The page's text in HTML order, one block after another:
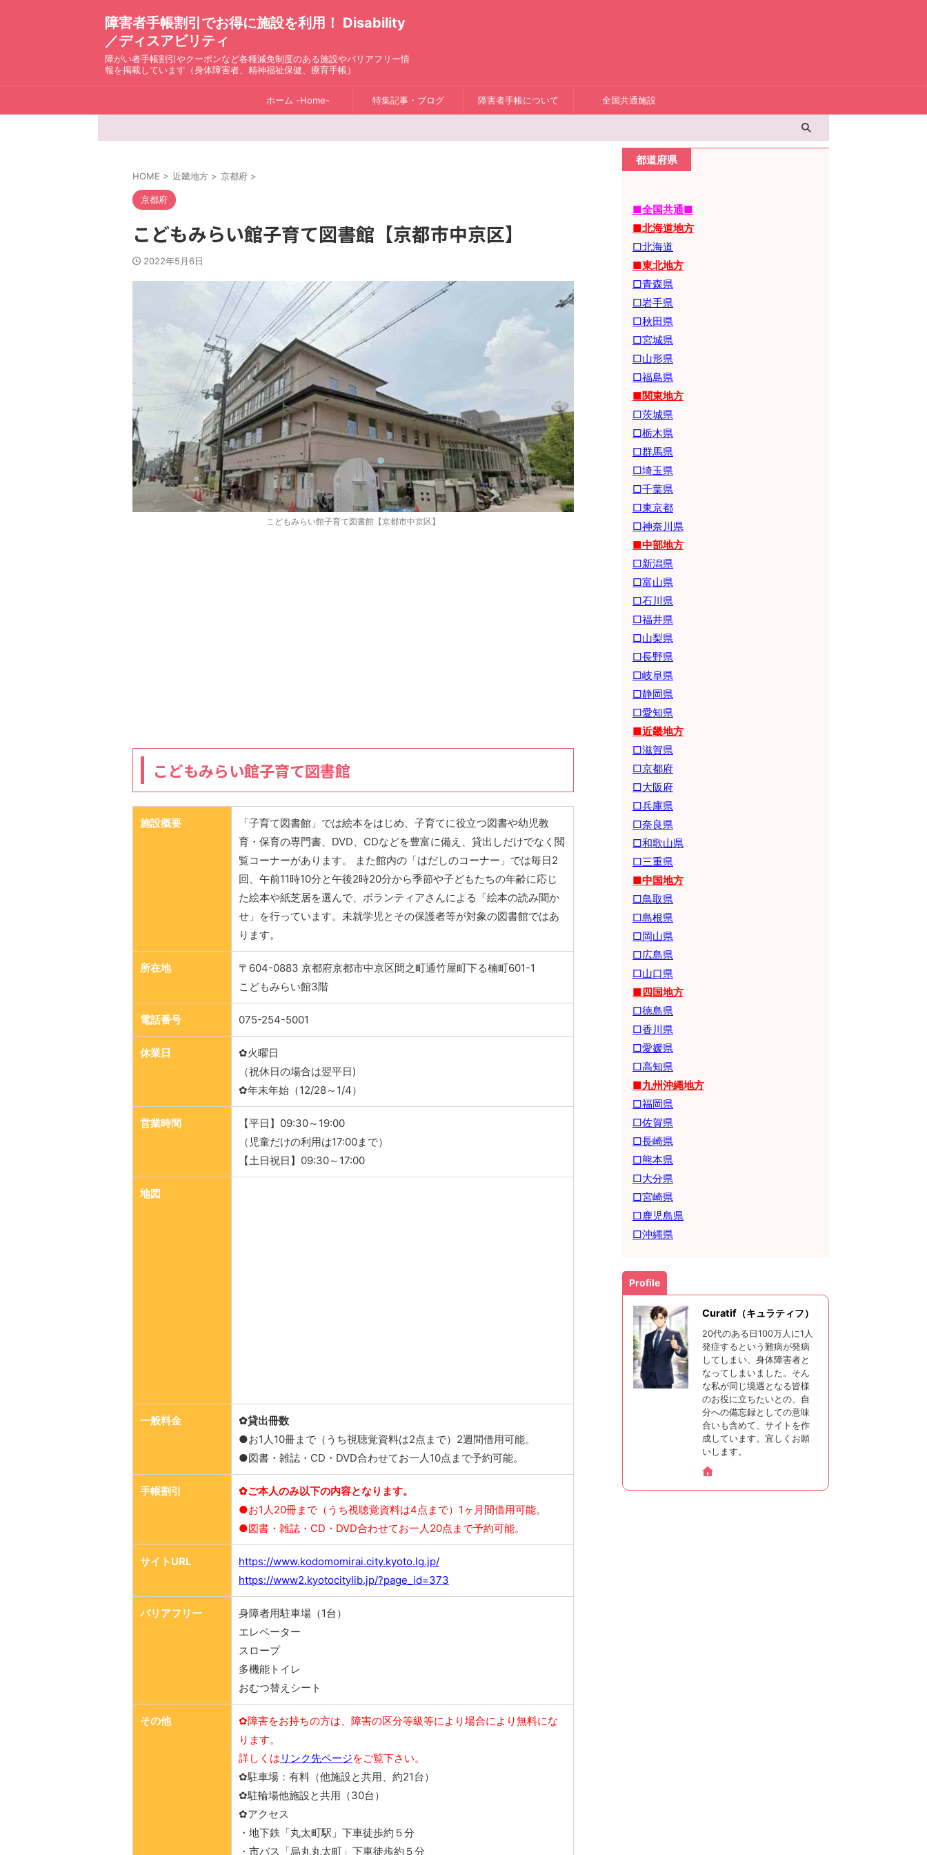
障害者手帳割引でお得に施設を利用！ Disability
／ディスアビリティ
障がい者手帳割引やクーポンなど各種減免制度のある施設やバリアフリー情
報を掲載しています（身体障害者、精神福祉保健、療育手帳）
ホーム -Home- 特集記事・ブログ 障害者手帳について 全国共通施設
HOME > 近畿地方 > 京都府 >
京都府
こどもみらい館子育て図書館【京都市中京区】
2022年5月6日
こどもみらい館子育て図書館【京都市中京区】
こどもみらい館子育て図書館
施設概要
「子育て図書館」では絵本をはじめ、子育てに役立つ図書や幼児教
育・保育の専門書、DVD、CDなどを豊富に備え、貸出しだけでなく閲
覧コーナーがあります。 また館内の「はだしのコーナー」では毎日2
回、午前11時10分と午後2時20分から季節や子どもたちの年齢に応じ
た絵本や紙芝居を選んで、ボランティアさんによる「絵本の読み聞か
せ」を行っています。未就学児とその保護者等が対象の図書館ではあ
ります。
所在地
〒604-0883 京都府京都市中京区間之町通竹屋町下る楠町601-1
こどもみらい館3階
電話番号 075-254-5001
休業日
✿火曜日
（祝休日の場合は翌平日)
✿年末年始（12/28～1/4）
営業時間
【平日】09:30～19:00
（児童だけの利用は17:00まで）
【土日祝日】09:30～17:00
地図
一般料金
✿貸出冊数
●お1人10冊まで（うち視聴覚資料は2点まで）2週間借用可能。
●図書・雑誌・CD・DVD合わせてお一人10点まで予約可能。
手帳割引
✿ご本人のみ以下の内容となります。
●お1人20冊まで（うち視聴覚資料は4点まで）1ヶ月間借用可能。
●図書・雑誌・CD・DVD合わせてお一人20点まで予約可能。
サイトURL
https://www.kodomomirai.city.kyoto.lg.jp/
https://www2.kyotocitylib.jp/?page_id=373
バリアフリー
身障者用駐車場（1台）
エレベーター
スロープ
多機能トイレ
おむつ替えシート
その他
✿障害をお持ちの方は、障害の区分等級等により場合により無料にな
ります。
詳しくは リンク先ページをご覧下さい。
✿駐車場：有料（他施設と共用、約21台）
✿駐輪場他施設と共用（30台）
✿アクセス
・地下鉄「丸太町駅」下車徒歩約５分
・市バス「烏丸丸太町」下車徒歩約５分
都道府県
■全国共通■
■北海道地方
□北海道
■東北地方
□青森県
□岩手県
□秋田県
□宮城県
□山形県
□福島県
■関東地方
□茨城県
□栃木県
□群馬県
□埼玉県
□千葉県
□東京都
□神奈川県
■中部地方
□新潟県
□富山県
□石川県
□福井県
□山梨県
□長野県
□岐阜県
□静岡県
□愛知県
■近畿地方
□滋賀県
□京都府
□大阪府
□兵庫県
□奈良県
□和歌山県
□三重県
■中国地方
□鳥取県
□島根県
□岡山県
□広島県
□山口県
■四国地方
□徳島県
□香川県
□愛媛県
□高知県
■九州沖縄地方
□福岡県
□佐賀県
□長崎県
□熊本県
□大分県
□宮崎県
□鹿児島県
□沖縄県
Profile
Curatif（キュラティフ）
20代のある日100万人に1人
発症するという難病が発病
してしまい、身体障害者と
なってしまいました。そん
な私が同じ境遇となる皆様
のお役に立ちたいとの、自
分への備忘録としての意味
合いも含めて、サイトを作
成しています。宜しくお願
いします。